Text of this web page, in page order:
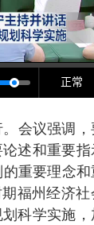
会议强调，
述和重要
重要理念和
福州经济
科学实施